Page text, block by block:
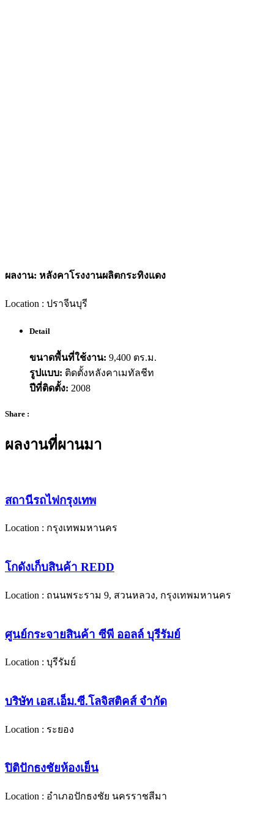
ผลงาน: หลังคาโรงงานผลิตกระทิงแดง
Location : ปราจีนบุรี
Detail
ขนาดพื้นที่ใช้งาน: 9,400 ตร.ม.
รูปแบบ: ติดตั้งหลังคาเมทัลชีท
ปีที่ติดตั้ง: 2008
Share :
ผลงานที่ผานมา
สถานีรถไฟกรุงเทพ
Location : กรุงเทพมหานคร
โกดังเก็บสินค้า REDD
Location : ถนนพระราม 9, สวนหลวง, กรุงเทพมหานคร
ศูนย์กระจายสินค้า ซีพี ออลล์ บุรีรัมย์
Location : บุรีรัมย์
บริษัท เอส.เอ็ม.ซี.โลจิสติคส์ จำกัด
Location : ระยอง
ปิติปักธงชัยห้องเย็น
Location : อำเภอปักธงชัย นครราชสีมา